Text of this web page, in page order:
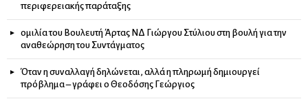
περιφερειακής παράταξης
ομιλία του Βουλευτή Άρτας ΝΔ Γιώργου Στύλιου στη βουλή για την
αναθεώρηση του Συντάγματος
Όταν η συναλλαγή δηλώνεται, αλλά η πληρωμή δημιουργεί
πρόβλημα – γράφει ο Θεοδόσης Γεώργιος